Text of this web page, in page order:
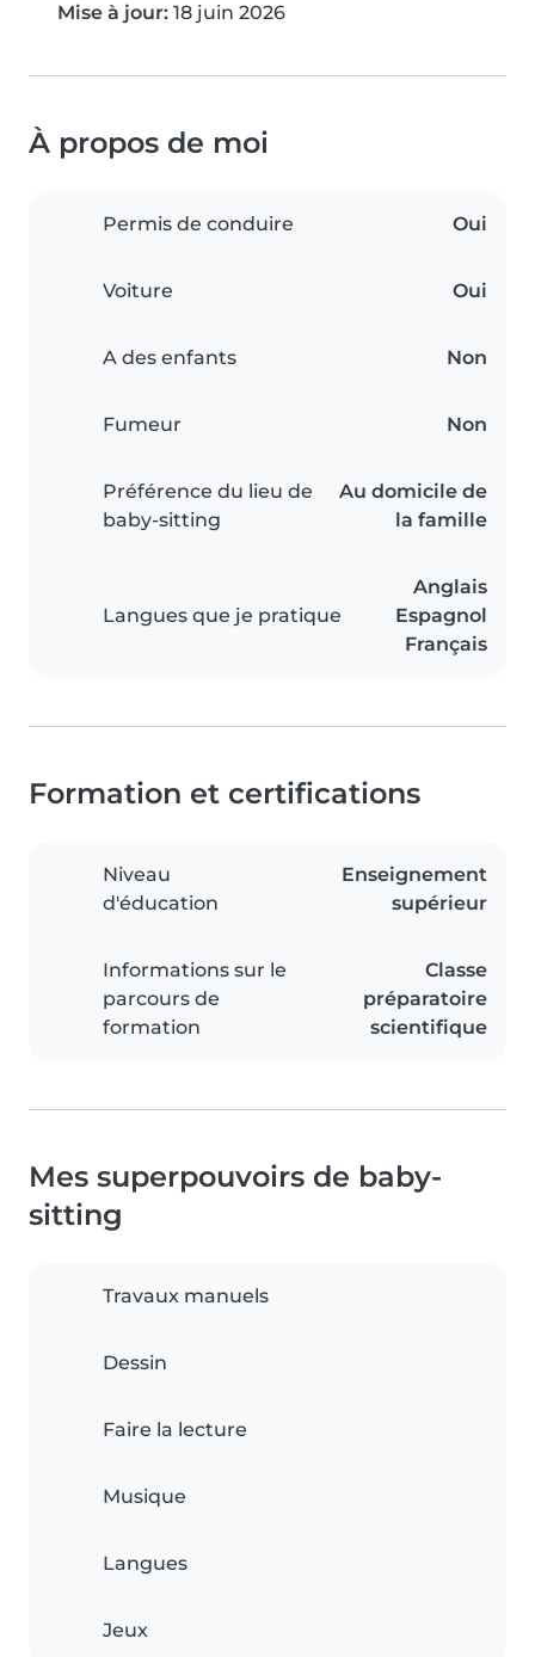
Mise à jour: 18 juin 2026
À propos de moi
Permis de conduire Oui
Voiture Oui
A des enfants Non
Fumeur Non
Préférence du lieu de
baby-sitting
Au domicile de
la famille
Langues que je pratique
Anglais
Espagnol
Français
Formation et certifications
Niveau
d'éducation
Enseignement
supérieur
Informations sur le
parcours de
formation
Classe
préparatoire
scientifique
Mes superpouvoirs de baby-
sitting
Travaux manuels
Dessin
Faire la lecture
Musique
Langues
Jeux